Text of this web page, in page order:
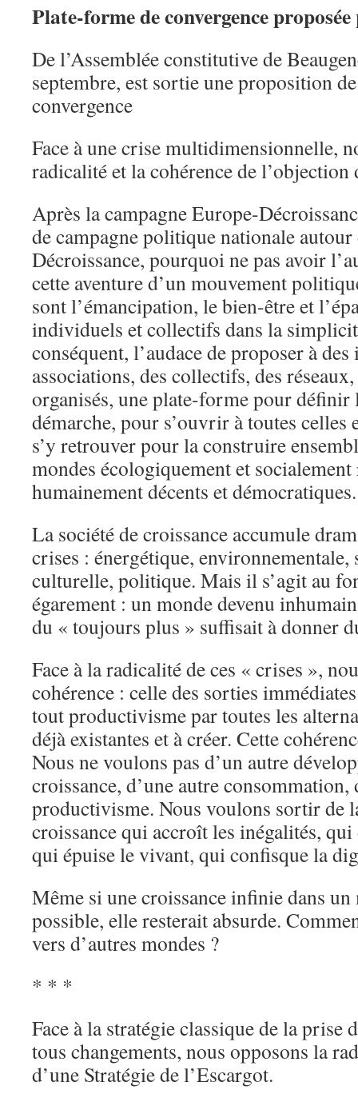
Plate-forme de convergence
De l’Assemblée constitutive de
septembre, est sortie une proposition
convergence
Face à une crise multidimensionnelle,
radicalité et la cohérence de l’objection
Après la campagne Europe-
de campagne politique nationale autour
Décroissance, pourquoi ne pas avoir
cette aventure d’un mouvement
sont l’émancipation, le bien-être et
individuels et collectifs dans la
conséquent, l’audace de proposer à
associations, des collectifs, des
organisés, une plate-forme pour définir
démarche, pour s’ouvrir à toutes
s’y retrouver pour la construire
mondes écologiquement et socialement
humainement décents et démocratiques.
La société de croissance accumule
crises : énergétique,
culturelle, politique. Mais il s’agit au
égarement : un monde devenu
du « toujours plus » suffisait à donner
Face à la radicalité de ces « crises »,
cohérence : celle des sorties
tout productivisme par toutes les
déjà existantes et à créer. Cette
Nous ne voulons pas d’un autre
croissance, d’une autre consommation,
productivisme. Nous voulons sortir de
croissance qui accroît les inégalités, qui
qui épuise le vivant, qui confisque la
Même si une croissance infinie dans
possible, elle resterait absurde.
vers d’autres mondes ?
* * *
Face à la stratégie classique de la prise
tous changements, nous opposons la
d’une Stratégie de l’Escargot.